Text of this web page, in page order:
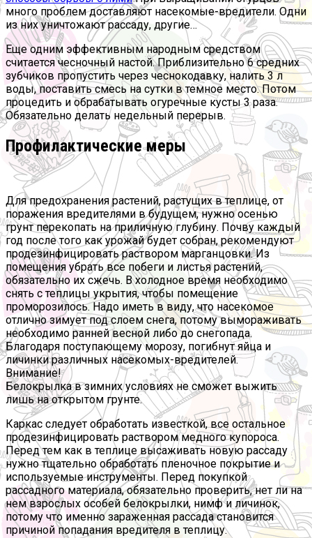
много проблем доставляют насекомые-вредители. Одни
из них уничтожают рассаду, другие…
Еще одним эффективным народным средством
считается чесночный настой. Приблизительно 6 средних
зубчиков пропустить через чеснокодавку, налить 3 л
воды, поставить смесь на сутки в темное место. Потом
процедить и обрабатывать огуречные кусты 3 раза.
Обязательно делать недельный перерыв.
Профилактические меры
Для предохранения растений, растущих в теплице, от
поражения вредителями в будущем, нужно осенью
грунт перекопать на приличную глубину. Почву каждый
год после того как урожай будет собран, рекомендуют
продезинфицировать раствором марганцовки. Из
помещения убрать все побеги и листья растений,
обязательно их сжечь. В холодное время необходимо
снять с теплицы укрытия, чтобы помещение
проморозилось. Надо иметь в виду, что насекомое
отлично зимует под слоем снега, потому вымораживать
необходимо ранней весной либо до снегопада.
Благодаря поступающему морозу, погибнут яйца и
личинки различных насекомых-вредителей.
Внимание!
Белокрылка в зимних условиях не сможет выжить
лишь на открытом грунте.
Каркас следует обработать известкой, все остальное
продезинфицировать раствором медного купороса.
Перед тем как в теплице высаживать новую рассаду
нужно тщательно обработать пленочное покрытие и
используемые инструменты. Перед покупкой
рассадного материала, обязательно проверить, нет ли на
нем взрослых особей белокрылки, нимф и личинок,
потому что именно зараженная рассада становится
причиной попадания вредителя в теплицу.